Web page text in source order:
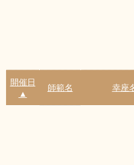
開催日
▲
師範名 幸座